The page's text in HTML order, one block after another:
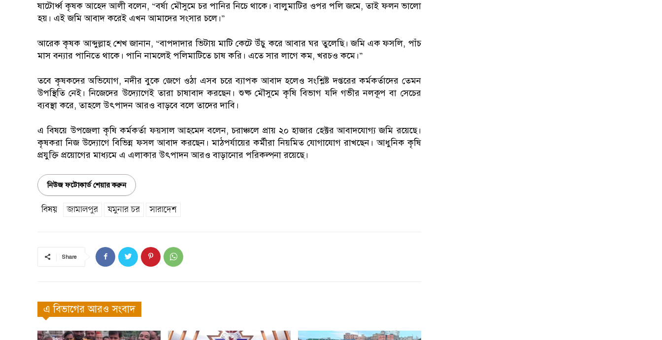
ষাটোর্ধ্ব কৃষক আহেদ আলী বলেন, “বর্ষা মৌসুমে চর পানির নিচে থাকে। বালুমাটির ওপর পলি জমে, তাই ফলন ভালো
হয়। এই জমি আবাদ করেই এখন আমাদের সংসার চলে।”
আরেক কৃষক আব্দুল্লাহ শেখ জানান, “বাপদাদার ভিটায় মাটি কেটে উঁচু করে আবার ঘর তুলেছি। জমি এক ফসলি, পাঁচ
মাস বন্যার পানিতে থাকে। পানি নামলেই পলিমাটিতে চাষ করি। এতে সার লাগে কম, খরচও কমে।”
তবে কৃষকদের অভিযোগ, নদীর বুকে জেগে ওঠা এসব চরে ব্যাপক আবাদ হলেও সংশ্লিষ্ট দপ্তরের কর্মকর্তাদের তেমন
উপস্থিতি নেই। নিজেদের উদ্যোগেই তারা চাষাবাদ করছেন। শুষ্ক মৌসুমে কৃষি বিভাগ যদি গভীর নলকূপ বা সেচের
ব্যবস্থা করে, তাহলে উৎপাদন আরও বাড়বে বলে তাদের দাবি।
এ বিষয়ে উপজেলা কৃষি কর্মকর্তা ফয়সাল আহমেদ বলেন, চরাঞ্চলে প্রায় ২০ হাজার হেক্টর আবাদযোগ্য জমি রয়েছে।
কৃষকরা নিজ উদ্যোগে বিভিন্ন ফসল আবাদ করছেন। মাঠপর্যায়ের কর্মীরা নিয়মিত যোগাযোগ রাখছেন। আধুনিক কৃষি
প্রযুক্তি প্রয়োগের মাধ্যমে এ এলাকার উৎপাদন আরও বাড়ানোর পরিকল্পনা রয়েছে।
নিউজ ফটোকার্ড শেয়ার করুন
বিষয় জামালপুর যমুনার চর সারাদেশ
Share
এ বিভাগের আরও সংবাদ